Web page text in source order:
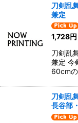
刀剣乱
兼定
1,728円
刀剣乱
兼定 今
60cmの
刀剣乱
長谷部